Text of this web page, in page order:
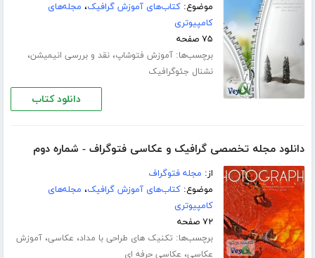
موضوع:کتاب‌های آموزش گرافیک، مجله‌های
کامپیوتری
۷۵ صفحه
برچسب‌ها:آموزش فتوشاپ،نقد و بررسی انیمیشن،
نشنال جئوگرافیک
دانلود کتاب
دانلود مجله تخصصی گرافیک و عکاسی فتوگراف - شماره دوم
از: مجله فتوگراف
موضوع:کتاب‌های آموزش گرافیک، مجله‌های
کامپیوتری
۷۲ صفحه
برچسب‌ها: تکنیک های طراحی با مداد، عکاسی،آموزش
عکاسی، عکاسی حرفه ای